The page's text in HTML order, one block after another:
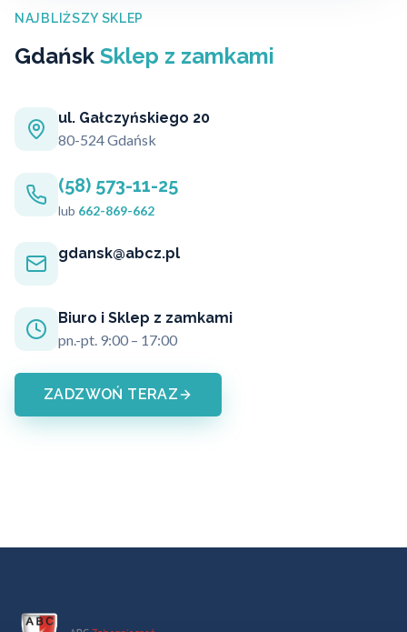
NAJBLIŻSZY SKLEP
Gdańsk Sklep z zamkami
ul. Gałczyńskiego 20
80-524 Gdańsk
(58) 573-11-25
lub 662-869-662
gdansk@abcz.pl
Biuro i Sklep z zamkami
pn.-pt. 9:00 – 17:00
ZADZWOŃ TERAZ